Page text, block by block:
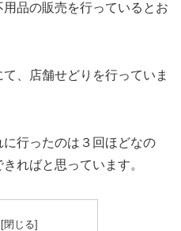
品の販売を行っているとお
、店舗せどりを行っていま
行ったのは３回ほどなの
ればと思っています。